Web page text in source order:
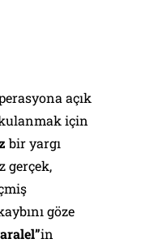
açık
için
bir yargı
gerçek,
göze
in